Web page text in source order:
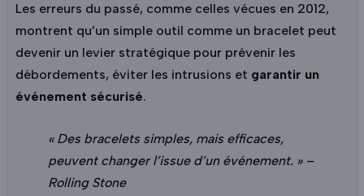
Les erreurs du passé, comme celles vécues en 2012,
montrent qu’un simple outil comme un bracelet peut
devenir un levier stratégique pour prévenir les
débordements, éviter les intrusions et garantir un
événement sécurisé.
« Des bracelets simples, mais efficaces,
peuvent changer l’issue d’un événement. » –
Rolling Stone